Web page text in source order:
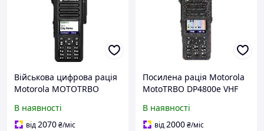
Військова цифрова рація
Motorola MOTOTRBO
В наявності
від2070₴/міс
Посилена рація Motorola
MotoTRBO DP4800e VHF
посиленою антеною до
25 км радіус дії
В наявності
від2000₴/міс